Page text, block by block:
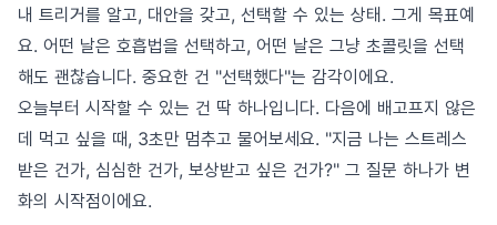
내 트리거를 알고, 대안을 갖고, 선택할 수 있는 상태. 그게 목표예
요. 어떤 날은 호흡법을 선택하고, 어떤 날은 그냥 초콜릿을 선택
해도 괜찮습니다. 중요한 건 "선택했다"는 감각이에요.
오늘부터 시작할 수 있는 건 딱 하나입니다. 다음에 배고프지 않은
데 먹고 싶을 때, 3초만 멈추고 물어보세요. "지금 나는 스트레스
받은 건가, 심심한 건가, 보상받고 싶은 건가?" 그 질문 하나가 변
화의 시작점이에요.